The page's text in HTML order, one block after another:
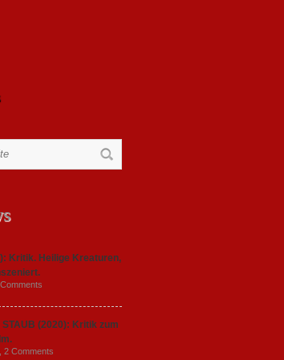
Kritik. Heilige Kreaturen,
STAUB (2020): Kritik zum
2 Comments